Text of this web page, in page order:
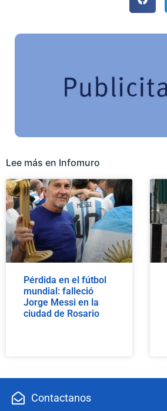
Lee más en Infomuro
Pérdida en el fútbol
mundial: falleció
Jorge Messi en la
ciudad de Rosario
Contactanos